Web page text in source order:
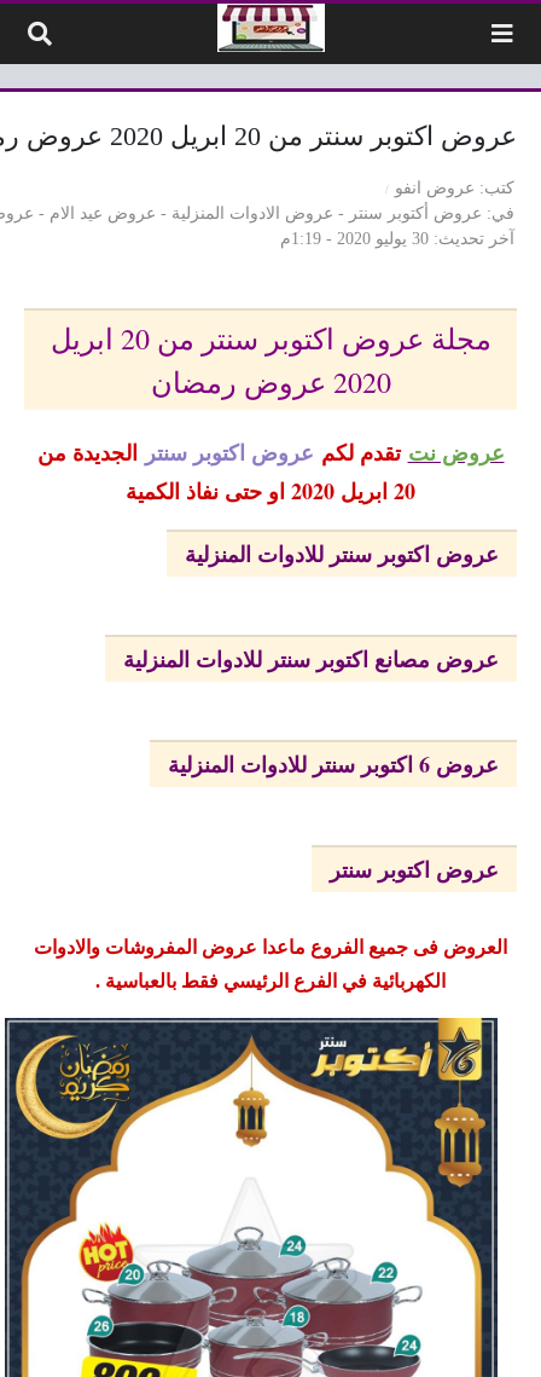
عروض اكتوبر سنتر من 20 ابريل 2020 عروض رمضان
كتب
عروض انفو
في
عروض أكتوبر سنتر - عروض الادوات المنزلية - عروض عيد الام -
آخر تحديث 30 يوليو 2020 - 1:19م
مجلة عروض اكتوبر سنتر من 20 ابريل
2020 عروض رمضان
عروض نت تقدم لكم عروض اكتوبر سنتر الجديدة من
20 ابريل 2020 او حتى نفاذ الكمية
عروض اكتوبر سنتر للادوات المنزلية
عروض مصانع اكتوبر سنتر للادوات المنزلية
عروض 6 اكتوبر سنتر للادوات المنزلية
عروض اكتوبر سنتر
العروض فى جميع الفروع ماعدا عروض المفروشات والادوات
الكهربائية في الفرع الرئيسي فقط بالعباسية .